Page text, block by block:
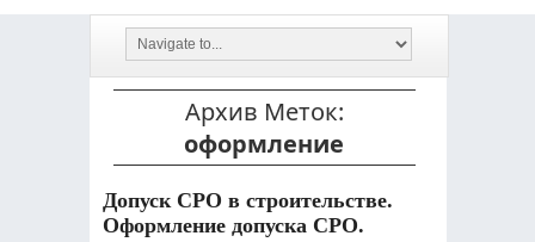
Архив Меток:
оформление
Допуск СРО в строительстве.
Оформление допуска СРО.